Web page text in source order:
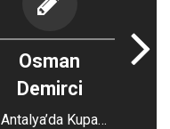
Osman
Demirci
Antalya’da Kupa